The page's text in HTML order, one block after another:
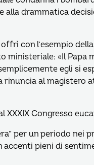
alla drammatica
con l’esempio
ministeriale: «Il Papa
egli si
al magistero
XXXIX Congresso
per un periodo nei
accenti pieni di